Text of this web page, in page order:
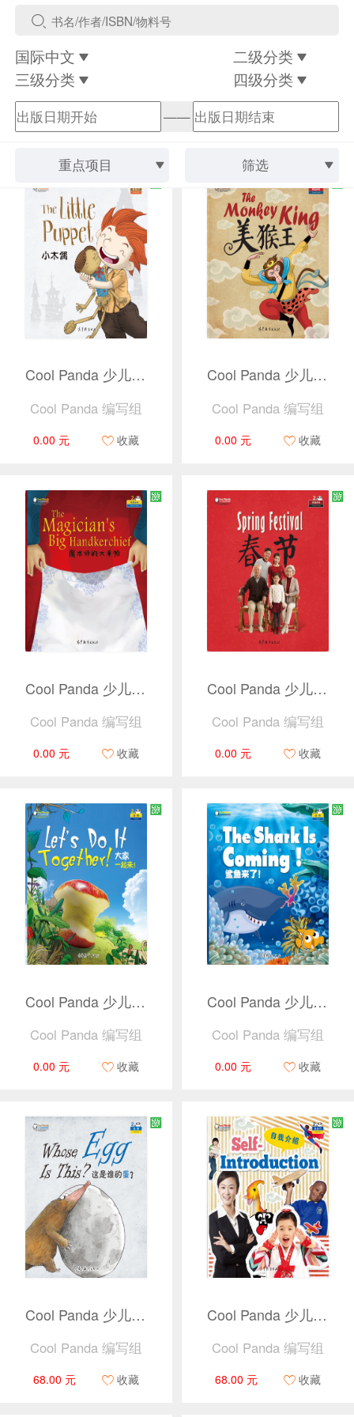
国际中文
二级分类
三级分类
四级分类
——
重点项目 筛选
Cool Panda 少儿汉语教学资源2 · 我自己 ·小木偶（捆绑产品）
Cool Panda 编写组
0.00 元 收藏
Cool Panda 少儿汉语教学资源2 · 中国文化 · 美猴王（捆绑产品）
Cool Panda 编写组
0.00 元 收藏
Cool Panda 少儿汉语教学资源2 · 中国文化 · 魔术师的大手帕（捆绑产品）
Cool Panda 编写组
0.00 元 收藏
Cool Panda 少儿汉语教学资源2 · 中国文化 · 春节（捆绑产品）
Cool Panda 编写组
0.00 元 收藏
Cool Panda 少儿汉语教学资源2 · 动物 · 大家一起来！（捆绑产品）
Cool Panda 编写组
0.00 元 收藏
Cool Panda 少儿汉语教学资源2 · 动物 · 鲨鱼来了！（捆绑产品）
Cool Panda 编写组
0.00 元 收藏
Cool Panda 少儿汉语教学资源2 · 动物（共4本）
Cool Panda 编写组
68.00 元 收藏
Cool Panda 少儿汉语教学资源2 · 我自己（共4本）
Cool Panda 编写组
68.00 元 收藏